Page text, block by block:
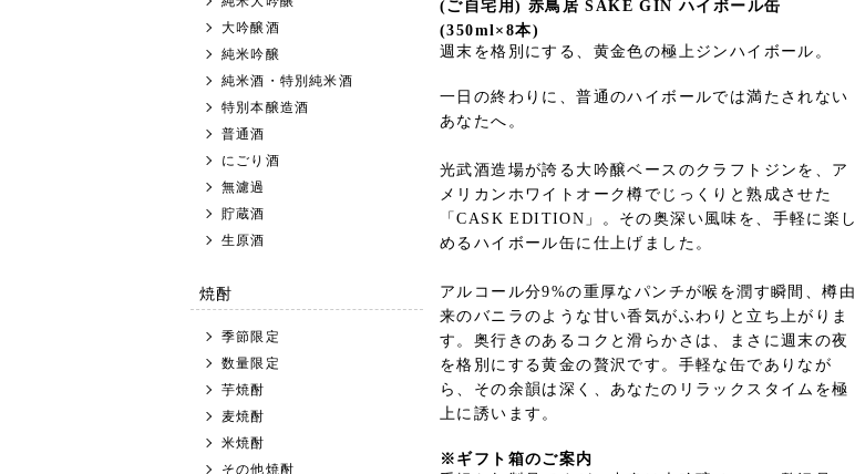
大吟醸酒
純米吟醸
純米酒・特別純米酒
特別本醸造酒
普通酒
にごり酒
無濾過
貯蔵酒
生原酒
焼酎
季節限定
数量限定
芋焼酎
麦焼酎
米焼酎
その他焼酎
(ご自宅用) 赤鳥居 SAKE GIN ハイボール缶
(350ml×8本)
週末を格別にする、黄金色の極上ジンハイボール。
一日の終わりに、普通のハイボールでは満たされない
あなたへ。
光武酒造場が誇る大吟醸ベースのクラフトジンを、ア
メリカンホワイトオーク樽でじっくりと熟成させた
「CASK EDITION」。その奥深い風味を、手軽に楽し
めるハイボール缶に仕上げました。
アルコール分9%の重厚なパンチが喉を潤す瞬間、樽由
来のバニラのような甘い香気がふわりと立ち上がりま
す。奥行きのあるコクと滑らかさは、まさに週末の夜
を格別にする黄金の贅沢です。手軽な缶でありなが
ら、その余韻は深く、あなたのリラックスタイムを極
上に誘います。
※ギフト箱のご案内